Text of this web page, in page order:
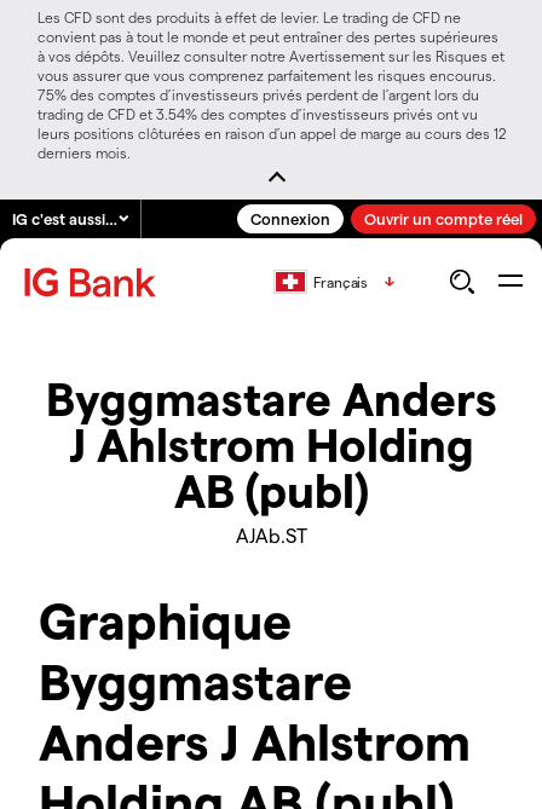
Les CFD sont des produits à effet de levier. Le trading de CFD ne
convient pas à tout le monde et peut entraîner des pertes supérieures
à vos dépôts. Veuillez consulter notre Avertissement sur les Risques et
vous assurer que vous comprenez parfaitement les risques encourus.
75% des comptes d’investisseurs privés perdent de l’argent lors du
trading de CFD et 3.54% des comptes d’investisseurs privés ont vu
leurs positions clôturées en raison d’un appel de marge au cours des 12
derniers mois.
IG c'est aussi… Connexion Ouvrir un compte réel
Français
Byggmastare Anders
J Ahlstrom Holding
AB (publ)
AJAb.ST
Graphique
Byggmastare
Anders J Ahlstrom